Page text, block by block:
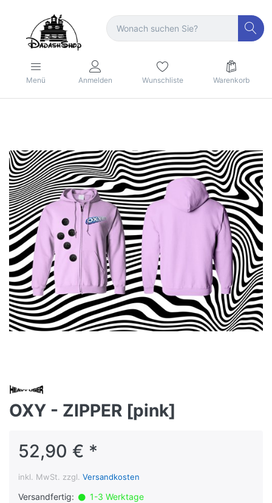
Menü Anmelden Wunschliste Warenkorb
OXY - ZIPPER [pink]
52,90 € *
inkl. MwSt. zzgl. Versandkosten
Versandfertig:
1-3 Werktage